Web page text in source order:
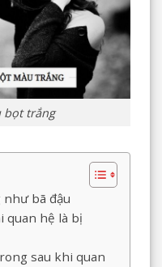
bọt trắng
bã đậu
quan hệ là bị
sau khi quan